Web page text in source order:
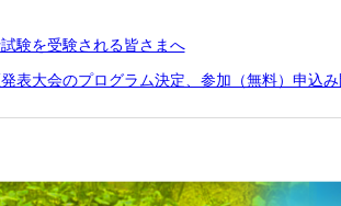
験を受験される皆さまへ
発表大会のプログラム決定、参加（無料）申込